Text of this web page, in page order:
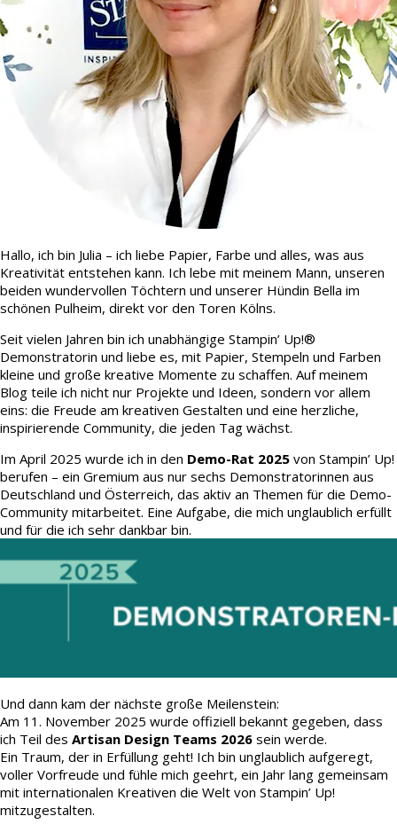
Hallo, ich bin Julia – ich liebe Papier, Farbe und alles, was aus
Kreativität entstehen kann. Ich lebe mit meinem Mann, unseren
beiden wundervollen Töchtern und unserer Hündin Bella im
schönen Pulheim, direkt vor den Toren Kölns.
Seit vielen Jahren bin ich unabhängige Stampin’ Up!®
Demonstratorin und liebe es, mit Papier, Stempeln und Farben
kleine und große kreative Momente zu schaffen. Auf meinem
Blog teile ich nicht nur Projekte und Ideen, sondern vor allem
eins: die Freude am kreativen Gestalten und eine herzliche,
inspirierende Community, die jeden Tag wächst.
Im April 2025 wurde ich in den Demo-Rat 2025 von Stampin’ Up!
berufen – ein Gremium aus nur sechs Demonstratorinnen aus
Deutschland und Österreich, das aktiv an Themen für die Demo-
Community mitarbeitet. Eine Aufgabe, die mich unglaublich erfüllt
und für die ich sehr dankbar bin.
Und dann kam der nächste große Meilenstein:
Am 11. November 2025 wurde offiziell bekannt gegeben, dass
ich Teil des Artisan Design Teams 2026 sein werde.
Ein Traum, der in Erfüllung geht! Ich bin unglaublich aufgeregt,
voller Vorfreude und fühle mich geehrt, ein Jahr lang gemeinsam
mit internationalen Kreativen die Welt von Stampin’ Up!
mitzugestalten.